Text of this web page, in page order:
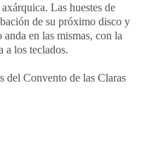
Las huestes de
de su próximo disco y
en las mismas, con la
a los teclados.
del Convento de las Claras